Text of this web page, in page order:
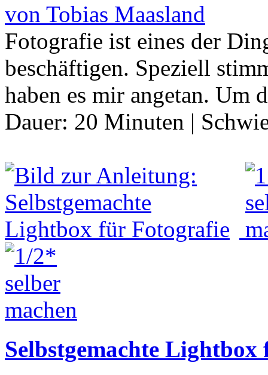
von Tobias Maasland
Fotografie ist eines der
beschäftigen. Speziell
haben es mir angetan. Um
Dauer: 20 Minuten |
Selbstgemachte